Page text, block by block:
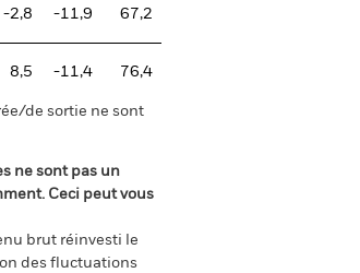
-2,8 -11,9 67,2
8,5 -11,4 76,4
de sortie ne sont
ne sont pas un
Ceci peut vous
brut réinvesti le
des fluctuations